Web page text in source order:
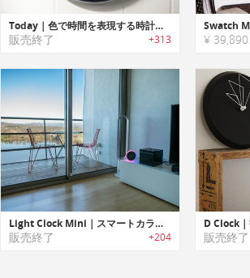
Today｜色で時間を表現する時計「トゥデイ」
販売終了 +313 ¥ 39,890
Light Clock Mini｜スマートカラーチャンジライトクロック「ライトクロックミニ」
販売終了 +204 販売終了